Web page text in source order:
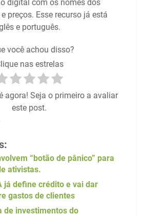
digital com os nomes dos
preços. Esse recurso já está
e português.
você achou disso?
nas estrelas
agora! Seja o primeiro a avaliar
este post.
“botão de pânico” para
ativistas.
já define crédito e vai dar
gastos de clientes
de investimentos do